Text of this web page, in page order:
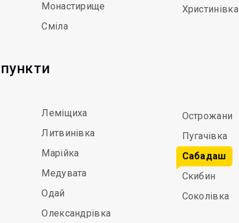
Монастирище
Сміла
Христинівка
Леміщиха
Литвинівка
Марійка
Медувата
Одай
Олександрівка
Острожани
Пугачівка
Сабадаш
Скибин
Соколівка